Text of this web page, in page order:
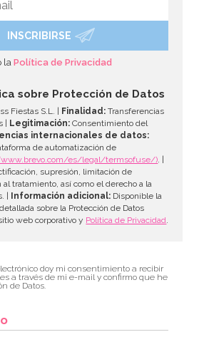
0,5 Lt
AÑADIR
INSCRIBIRSE
laPolítica de Privacidad
sobre Protección de Datos
Fiestas S.L. | Finalidad: Transferencias
|
Legitimación: Consentimiento del
internacionales de datos:
de automatización de
es/legal/termsofuse/). |
supresión, limitación de
tratamiento, así como el derecho a la
|
Información adicional: Disponible la
sobre la Protección de Datos
web corporativo y Política de Privacidad.
doy mi consentimiento a recibir
a través de mi e-mail y confirmo que he
de Datos.